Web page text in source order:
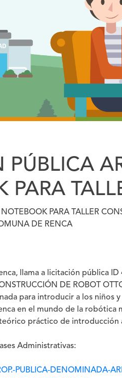
PÚBLICA
PARA
PARA TALLER
DE RENCA
, llama a licitación pública ID
DE ROBOT
para introducir a los niños
en el mundo de la
práctico de
Administrativas:
PUBLICA-DENOMINADA-